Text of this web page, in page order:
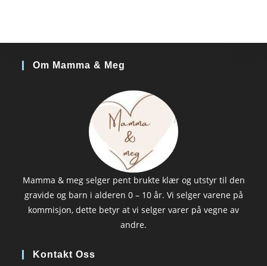
Om Mamma & Meg
Mamma & meg selger pent brukte klær og utstyr til den
gravide og barn i alderen 0 – 10 år. Vi selger varene på
kommisjon, dette betyr at vi selger varer på vegne av
andre.
Kontakt Oss